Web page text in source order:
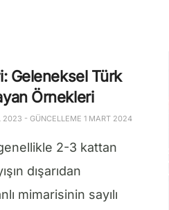
Geleneksel Türk
Örnekleri
- GÜNCELLEME 1 MART 2024
2-3 kattan
dışarıdan
mimarisinin sayılı